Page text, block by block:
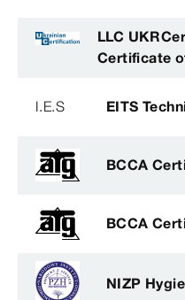
LLC
Certificate
I.E.S EITS
BCCA
BCCA
NIZP